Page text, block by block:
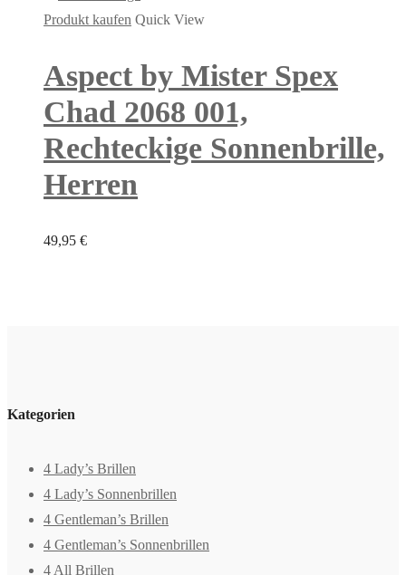
Produkt kaufen Quick View
Aspect by Mister Spex
Chad 2068 001,
Rechteckige Sonnenbrille,
Herren
49,95 €
Kategorien
4 Lady’s Brillen
4 Lady’s Sonnenbrillen
4 Gentleman’s Brillen
4 Gentleman’s Sonnenbrillen
4 All Brillen